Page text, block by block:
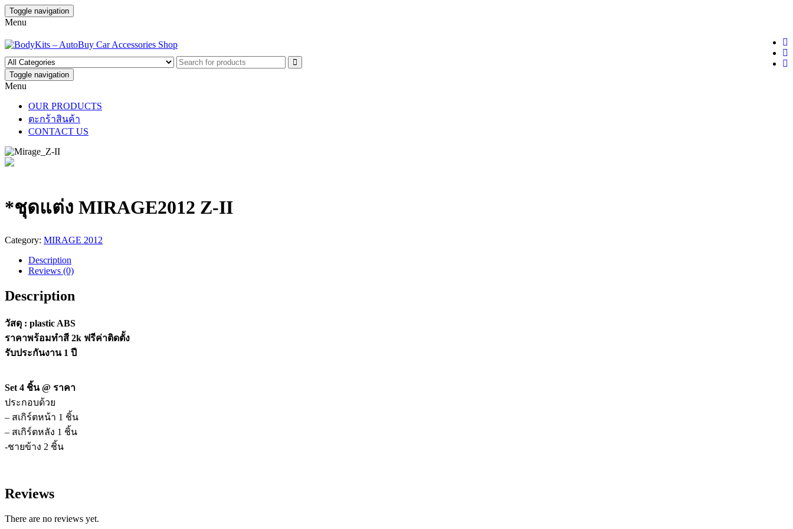
Toggle navigation
Menu
Toggle navigation
Menu
OUR PRODUCTS
ตะกร้าสินค้า
CONTACT US
*ชุดแต่ง MIRAGE2012 Z-II
Category: MIRAGE 2012
Description
Reviews (0)
Description
วัสดุ : plastic ABS
ราคาพร้อมทำสี 2k ฟรีค่าติดตั้ง
รับประกันงาน 1 ปี
Set 4 ชิ้น @ ราคา
ประกอบด้วย
– สเกิร์ตหน้า 1 ชิ้น
– สเกิร์ตหลัง 1 ชิ้น
-ชายข้าง 2 ชิ้น
Reviews
There are no reviews yet.